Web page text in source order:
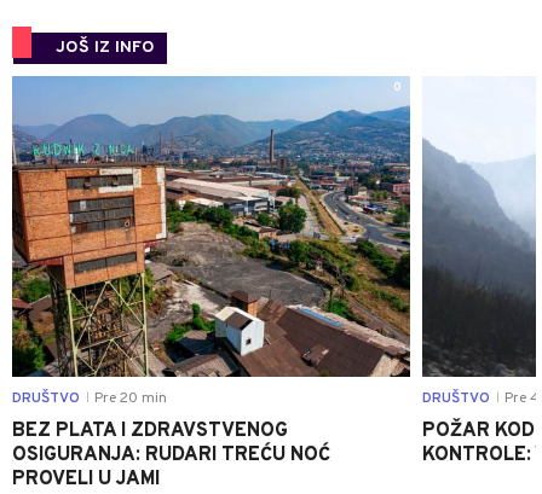
JOŠ IZ INFO
0
DRUŠTVO Pre 20 min
BEZ PLATA I ZDRAVSTVENOG
OSIGURANJA: RUDARI TREĆU NOĆ
PROVELI U JAMI
DRUŠTVO Pre
POŽAR KOD
KONTROLE: